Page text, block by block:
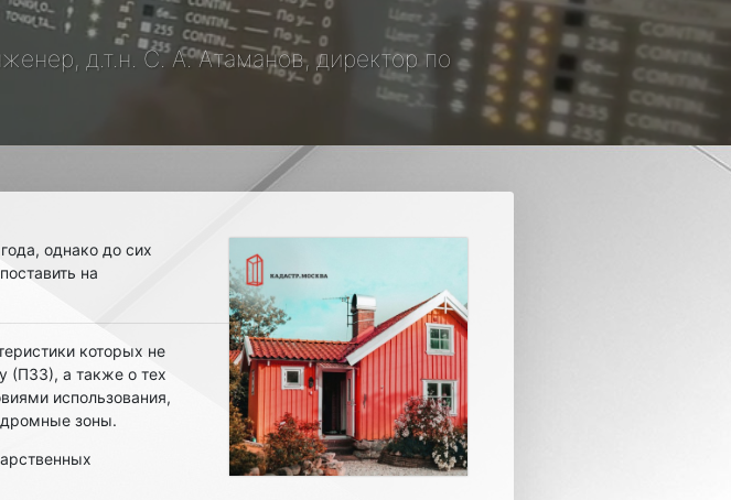
д.т.н. С. А. Атаманов, директор по
однако до сих
на
которых не
(ПЗЗ), а также о тех
использования,
зоны.